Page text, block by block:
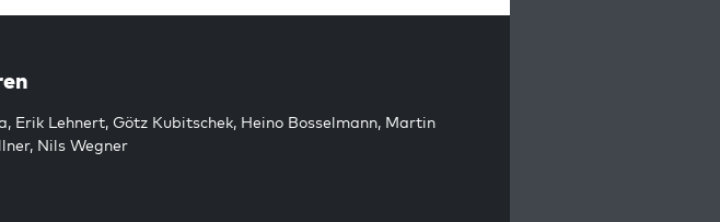
, Erik Lehnert, Götz Kubitschek, Heino Bosselmann, Martin
, Nils Wegner